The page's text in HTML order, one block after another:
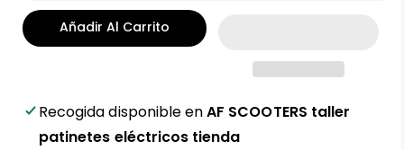
Añadir Al Carrito
Recogida disponible enAF SCOOTERS taller
patinetes eléctricos tienda